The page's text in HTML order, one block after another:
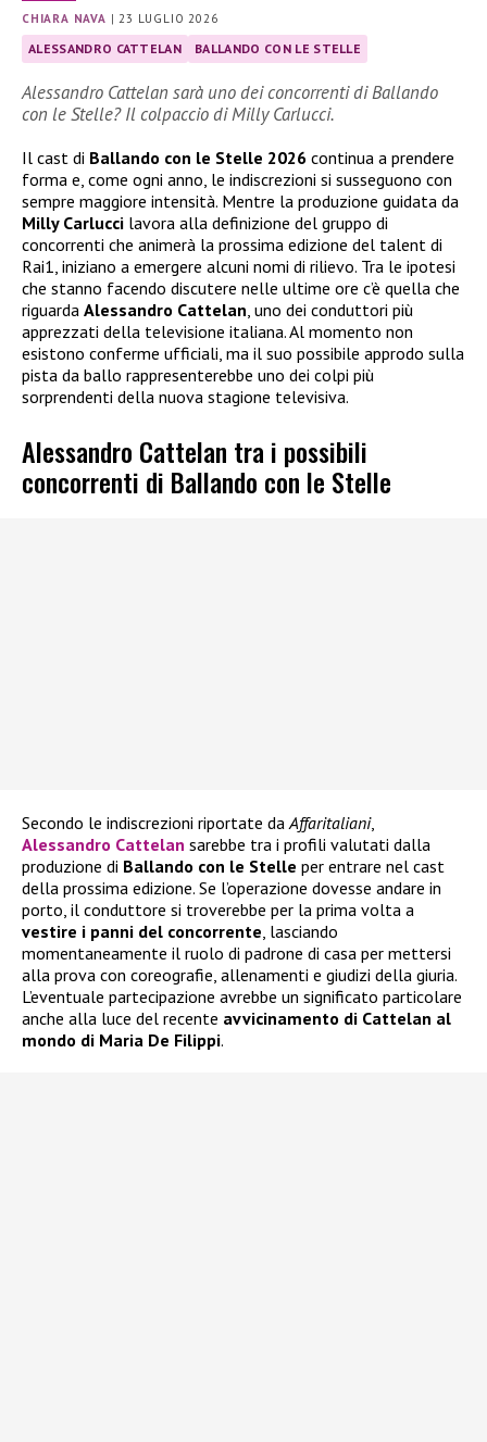
CHIARA NAVA |23 LUGLIO 2026
ALESSANDRO CATTELAN BALLANDO CON LE STELLE
Alessandro Cattelan sarà uno dei concorrenti di Ballando
con le Stelle? Il colpaccio di Milly Carlucci.
Il cast di Ballando con le Stelle 2026 continua a prendere
forma e, come ogni anno, le indiscrezioni si susseguono con
sempre maggiore intensità. Mentre la produzione guidata da
Milly Carlucci lavora alla definizione del gruppo di
concorrenti che animerà la prossima edizione del talent di
Rai1, iniziano a emergere alcuni nomi di rilievo. Tra le ipotesi
che stanno facendo discutere nelle ultime ore c’è quella che
riguarda Alessandro Cattelan, uno dei conduttori più
apprezzati della televisione italiana. Al momento non
esistono conferme ufficiali, ma il suo possibile approdo sulla
pista da ballo rappresenterebbe uno dei colpi più
sorprendenti della nuova stagione televisiva.
Alessandro Cattelan tra i possibili
concorrenti di Ballando con le Stelle
Secondo le indiscrezioni riportate daAffaritaliani,
Alessandro Cattelan sarebbe tra i profili valutati dalla
produzione di Ballando con le Stelle per entrare nel cast
della prossima edizione. Se l’operazione dovesse andare in
porto, il conduttore si troverebbe per la prima volta a
vestire i panni del concorrente, lasciando
momentaneamente il ruolo di padrone di casa per mettersi
alla prova con coreografie, allenamenti e giudizi della giuria.
L’eventuale partecipazione avrebbe un significato particolare
anche alla luce del recente avvicinamento di Cattelan al
mondo di Maria De Filippi.